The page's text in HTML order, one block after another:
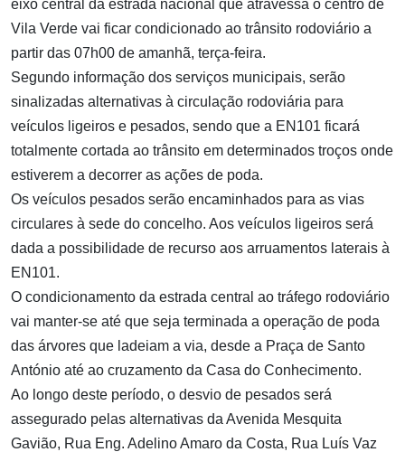
eixo central da estrada nacional que atravessa o centro de
Vila Verde vai ficar condicionado ao trânsito rodoviário a
partir das 07h00 de amanhã, terça-feira.
Segundo informação dos serviços municipais, serão
sinalizadas alternativas à circulação rodoviária para
veículos ligeiros e pesados, sendo que a EN101 ficará
totalmente cortada ao trânsito em determinados troços onde
estiverem a decorrer as ações de poda.
Os veículos pesados serão encaminhados para as vias
circulares à sede do concelho. Aos veículos ligeiros será
dada a possibilidade de recurso aos arruamentos laterais à
EN101.
O condicionamento da estrada central ao tráfego rodoviário
vai manter-se até que seja terminada a operação de poda
das árvores que ladeiam a via, desde a Praça de Santo
António até ao cruzamento da Casa do Conhecimento.
Ao longo deste período, o desvio de pesados será
assegurado pelas alternativas da Avenida Mesquita
Gavião, Rua Eng. Adelino Amaro da Costa, Rua Luís Vaz